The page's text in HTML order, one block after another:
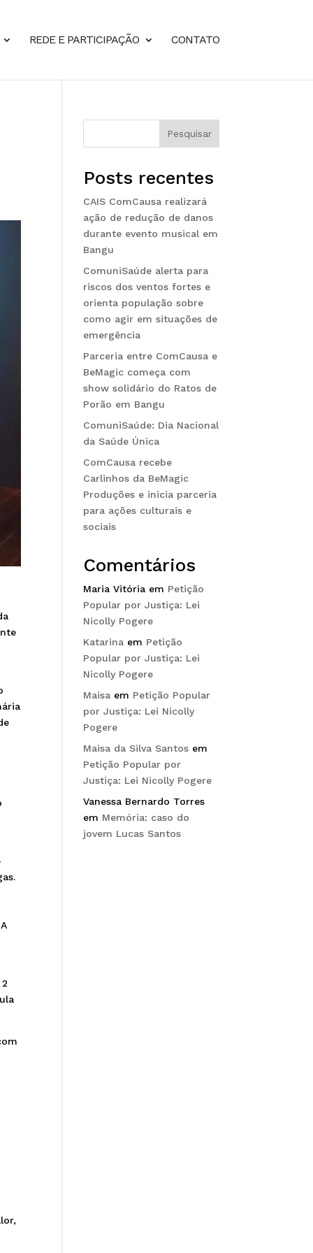
REDE E PARTICIPAÇÃO CONTATO
Pesquisar
Posts recentes
CAIS ComCausa realizará
ação de redução de danos
durante evento musical em
Bangu
ComuniSaúde alerta para
riscos dos ventos fortes e
orienta população sobre
como agir em situações de
emergência
Parceria entre ComCausa e
BeMagic começa com
show solidário do Ratos de
Porão em Bangu
ComuniSaúde: Dia Nacional
da Saúde Única
ComCausa recebe
Carlinhos da BeMagic
Produções e inicia parceria
para ações culturais e
sociais
Comentários
Maria Vitória em Petição
Popular por Justiça: Lei
Nicolly Pogere
Katarina em Petição
Popular por Justiça: Lei
Nicolly Pogere
Maisa em Petição Popular
por Justiça: Lei Nicolly
Pogere
Maisa da Silva Santos em
Petição Popular por
Justiça: Lei Nicolly Pogere
Vanessa Bernardo Torres
em Memória: caso do
jovem Lucas Santos